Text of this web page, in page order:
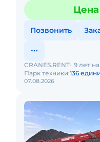
Цена
Позвонить
07.08.2026
CRANES.RENT 9 лет
Парк техники:136